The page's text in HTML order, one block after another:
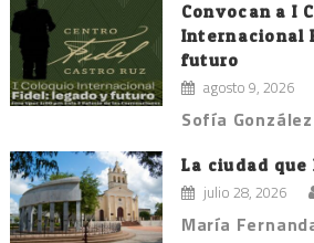
Convocan a I
Internacional
futuro
agosto 9, 2026
Sofía
La ciudad
julio 28, 2026
María